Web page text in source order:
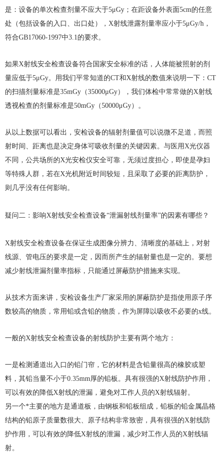
是：设备的单次检查剂量不应大于5μGy；在距设备外表面5cm的任意
处（包括设备的入口、出口处），X射线泄露剂量率应小于5μGy/h，
符合GB17060-1997中3.1的要求。
如果X射线安全检查设备符合国家安全标准的话，人体能被照射的剂
量应低于5μGy。用我们平常知道的CT和X射线的数值来说明一下：CT
的扫描剂量标准是35mGy（35000μGy），我们体检中常常做的X射线
透视检查的剂量标准是50mGy（50000μGy）。
从以上数据可以看出，安检设备的辐射剂量值可以说微不足道，而照
射时间、距离也是决定身体可吸收剂量的关键因素。与医用X光仪器
不同，公共场所的X光安检仪安全可靠，无须过度担心，即使是孕妇
等特殊人群，若在X光机附近时间较短，且采取了必要的距离防护，
则几乎没有任何影响。
疑问二：影响X射线安全检查设备“泄漏射线剂量率”的因素有哪些？
X射线安全检查设备在保证生成图像分辨力、清晰度的基础上，对射
线源、管电压的要求是一定，因而所产生的辐射量也是一定的。要想
减少射线泄漏剂量率指标，只能通过屏蔽防护措施来实现。
从技术方面来讲，安检设备生产厂家采用的屏蔽防护是指使用原子序
数较高的物质，常用铅或含铅的物质，作为屏障以吸收不必要的x线。
一般的X射线安全检查设备的射线防护主要有两个地方：
一是检测通道出入口的铅门帘，它的材料是含铅量很高的橡胶或塑
料，其铅当量不小于0.35mm厚的铅板。具有很强的X射线防护作用，
可以有效的降低X射线的泄漏，避免对工作人员的X射线辐射。
另一个*主要的地方是通道板，由钢板和铅板组成，铅板的铅金属晶格
结构的铅原子质量数很大、原子结构非常致密，具有很强的X射线防
护作用，可以有效的降低X射线的泄漏，减少对工作人员的X射线辐
射。